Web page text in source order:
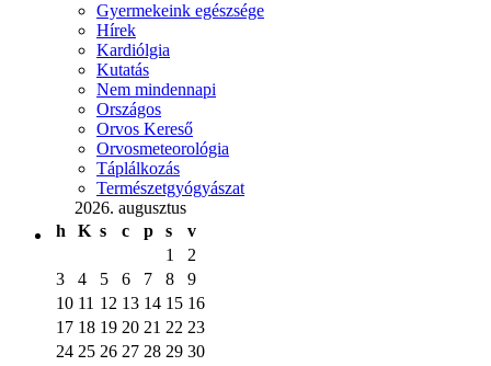
Gyermekeink egészsége
Hírek
Kardiólgia
Kutatás
Nem mindennapi
Országos
Orvos Kereső
Orvosmeteorológia
Táplálkozás
Természetgyógyászat
2026. augusztus
h
K s c p s
v
1
2
3
4 5 6 7 8
9
10 11 12 13 14 15 16
17 18 19 20 21 22 23
24 25 26 27 28 29 30